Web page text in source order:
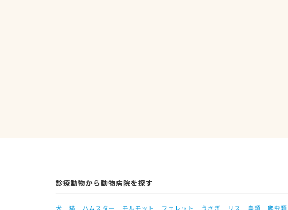
診療動物から動物病院を探す
犬 猫 ハムスター モルモット フェレット うさぎ リス 鳥類 爬虫類